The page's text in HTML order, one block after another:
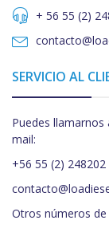
+ 56 55 (2)
SERVICIO AL
Puedes
mail:
+56 55 (2) 248202
Otros números